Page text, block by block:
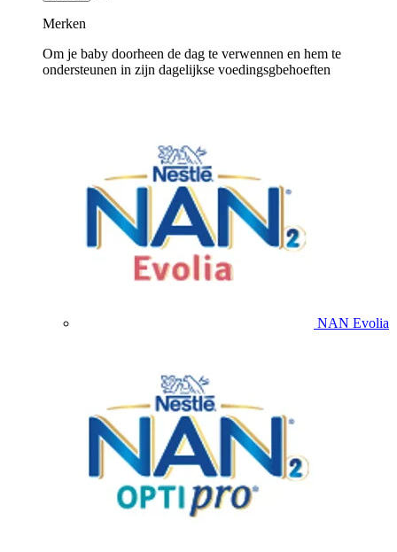
Merken
Om je baby doorheen de dag te verwennen en hem te
ondersteunen in zijn dagelijkse voedingsgbehoeften
NAN Evolia